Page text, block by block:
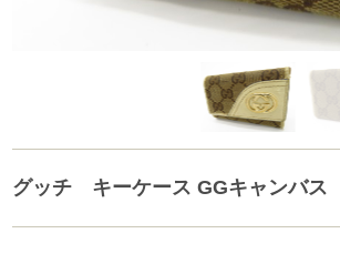
グッチ キーケース GGキャンバ